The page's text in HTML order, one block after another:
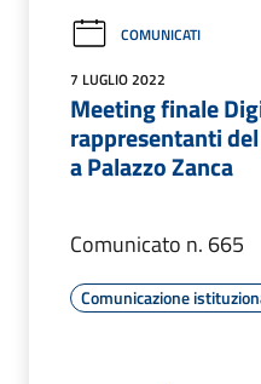
COMUNICATI
7 LUGLIO 2022
Meeting finale
rappresentanti
a Palazzo Zanca
Comunicato n. 665
Comunicazione